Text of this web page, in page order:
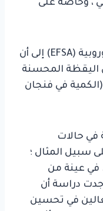
، وخاصة على
ولخصت هيئة سلامة الأغذية الأوروبية (EFSA) إلى أن
اليقظة المحسنة
(الكمية في فنجان
في حالات
سبيل المثال ؛
في عينة من
دراسة أن
في تحسين